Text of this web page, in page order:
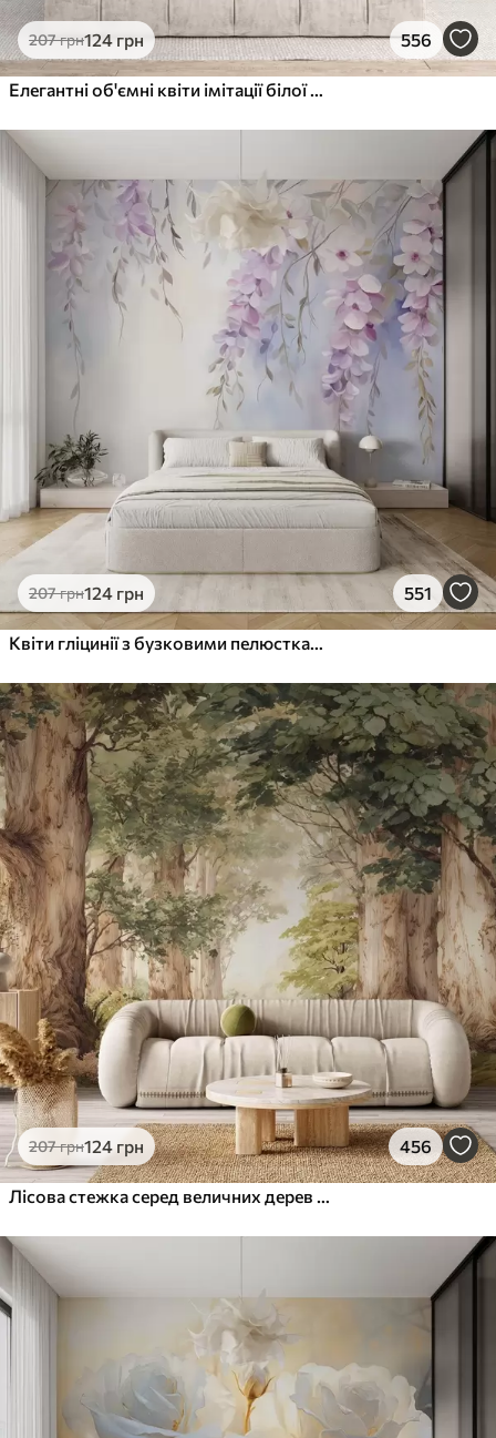
207грн124 грн 556
207грн124 грн 551
207грн124 грн 456